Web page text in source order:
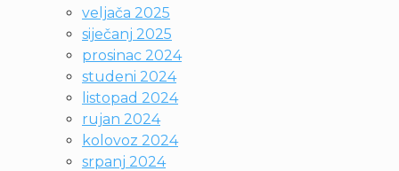
veljača 2025
siječanj 2025
prosinac 2024
studeni 2024
listopad 2024
rujan 2024
kolovoz 2024
srpanj 2024